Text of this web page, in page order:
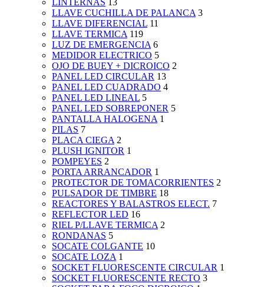
LINTERNAS
13
LLAVE CUCHILLA DE PALANCA 3
LLAVE DIFERENCIAL 11
LLAVE TERMICA 119
LUZ DE EMERGENCIA 6
MEDIDOR ELECTRICO 5
OJO DE BUEY + DICROICO 2
PANEL LED CIRCULAR 13
PANEL LED CUADRADO 4
PANEL LED LINEAL 5
PANEL LED SOBREPONER 5
PANTALLA HALOGENA 1
PILAS 7
PLACA CIEGA 2
PLUSH IGNITOR 1
POMPEYES 2
PORTA ARRANCADOR 1
PROTECTOR DE TOMACORRIENTES 2
PULSADOR DE TIMBRE 18
REACTORES Y BALASTROS ELECT. 7
REFLECTOR LED 16
RIEL P/LLAVE TERMICA 2
RONDANAS 5
SOCATE COLGANTE 10
SOCATE LOZA 1
SOCKET FLUORESCENTE CIRCULAR 1
SOCKET FLUORESCENTE RECTO 3